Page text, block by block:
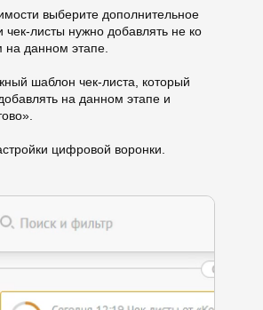
выберите дополнительное
чек-листы нужно добавлять не ко
на данном этапе.
шаблон чек-листа, который
на данном этапе и
цифровой воронки.